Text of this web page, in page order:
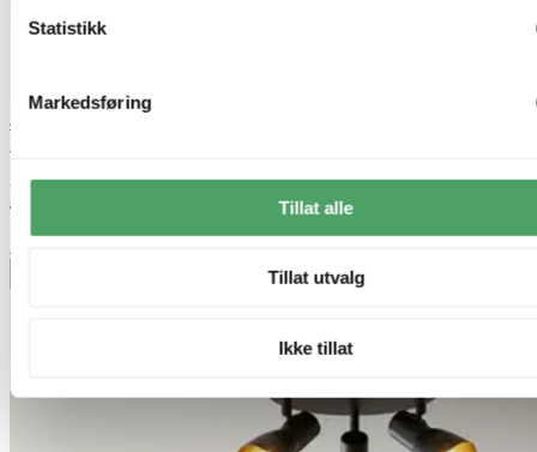
Statistikk
Markedsføring
Tillat alle
Tillat utvalg
Ikke tillat
40% ved kjøp av 2 eller flere
Nova Life
Lyra takspot 3lys 23cm sort
kr 1 799,-